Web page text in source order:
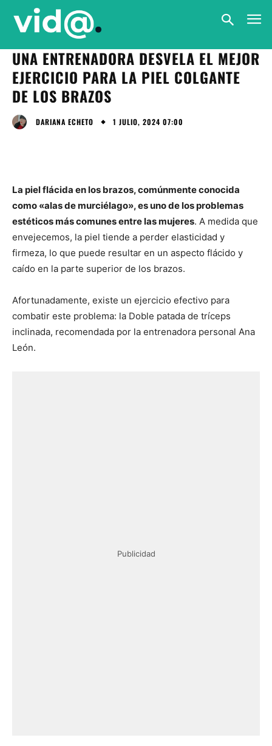
UNA ENTRENADORA DESVELA EL MEJOR
EJERCICIO PARA LA PIEL COLGANTE
DE LOS BRAZOS
DARIANA ECHETO 1 JULIO, 2024 07:00
La piel flácida en los brazos, comúnmente conocida
como «alas de murciélago», es uno de los problemas
estéticos más comunes entre las mujeres. A medida que
envejecemos, la piel tiende a perder elasticidad y
firmeza, lo que puede resultar en un aspecto flácido y
caído en la parte superior de los brazos.
Afortunadamente, existe un ejercicio efectivo para
combatir este problema: la Doble patada de tríceps
inclinada, recomendada por la entrenadora personal Ana
León.
Publicidad